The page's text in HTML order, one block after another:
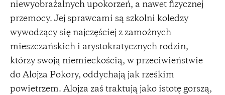
niewyobrażalnych upokorzeń, a nawet fizycznej
przemocy. Jej sprawcami są szkolni koledzy
wywodzący się najczęściej z zamożnych
mieszczańskich i arystokratycznych rodzin,
którzy swoją niemieckością, w przeciwieństwie
do Alojza Pokory, oddychają jak rześkim
powietrzem. Alojza zaś traktują jako istotę gorszą,